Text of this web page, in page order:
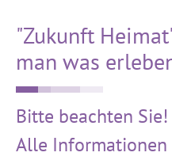
"Zukunft
man was
Bitte beachten Sie!
Alle Informationen